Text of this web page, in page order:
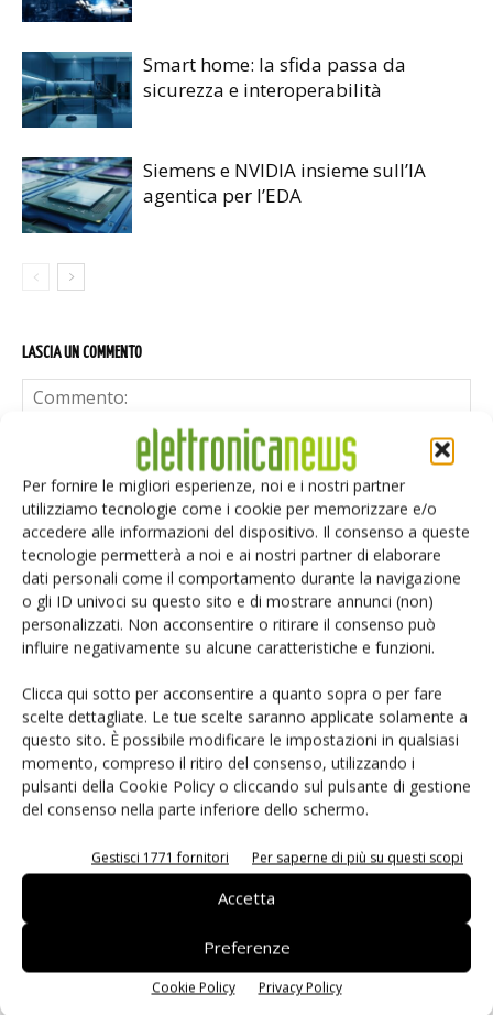
Per fornire le migliori esperienze, noi e i nostri partner
utilizziamo tecnologie come i cookie per memorizzare e/o
accedere alle informazioni del dispositivo. Il consenso a queste
tecnologie permetterà a noi e ai nostri partner di elaborare
dati personali come il comportamento durante la navigazione
o gli ID univoci su questo sito e di mostrare annunci (non)
personalizzati. Non acconsentire o ritirare il consenso può
influire negativamente su alcune caratteristiche e funzioni.
Clicca qui sotto per acconsentire a quanto sopra o per fare
scelte dettagliate. Le tue scelte saranno applicate solamente a
questo sito. È possibile modificare le impostazioni in qualsiasi
momento, compreso il ritiro del consenso, utilizzando i
pulsanti della Cookie Policy o cliccando sul pulsante di gestione
del consenso nella parte inferiore dello schermo.
Gestisci 1771 fornitori Per saperne di più su questi scopi
Accetta
Preferenze
Cookie Policy Privacy Policy
Smart home: la sfida passa da
sicurezza e interoperabilità
Siemens e NVIDIA insieme sull’IA
agentica per l’EDA
LASCIA UN COMMENTO
Salva il mio nome, email e sito web in questo browser per i
prossimi commenti.